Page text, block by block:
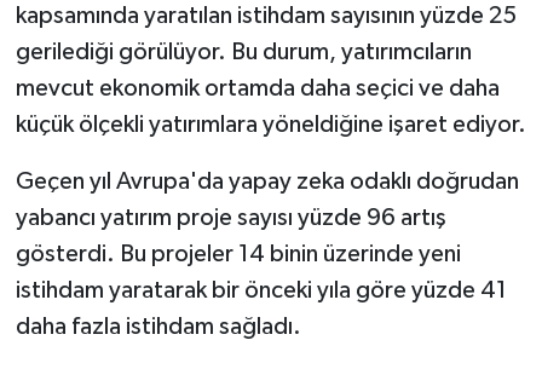
kapsamında yaratılan istihdam sayısının yüzde 25
gerilediği görülüyor. Bu durum, yatırımcıların
mevcut ekonomik ortamda daha seçici ve daha
küçük ölçekli yatırımlara yöneldiğine işaret ediyor.
Geçen yıl Avrupa'da yapay zeka odaklı doğrudan
yabancı yatırım proje sayısı yüzde 96 artış
gösterdi. Bu projeler 14 binin üzerinde yeni
istihdam yaratarak bir önceki yıla göre yüzde 41
daha fazla istihdam sağladı.